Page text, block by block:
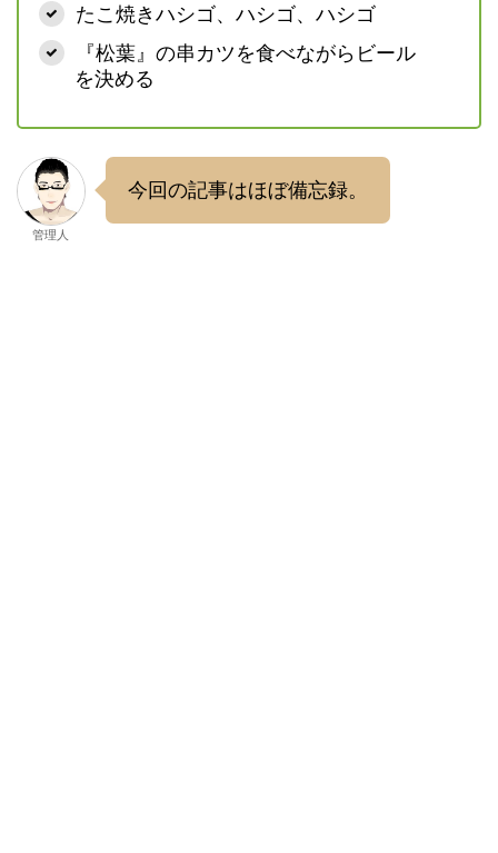
たこ焼きハシゴ、ハシゴ、ハシゴ
『松葉』の串カツを食べながらビール
を決める
管理人
今回の記事はほぼ備忘録。